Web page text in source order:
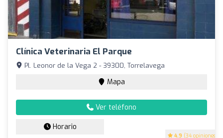
Clínica Veterinaria El Parque
4.9 (34 opiniones)
Pl. Leonor de la Vega 2 - 39300, Torrelavega
Mapa
Ver teléfono
Horario